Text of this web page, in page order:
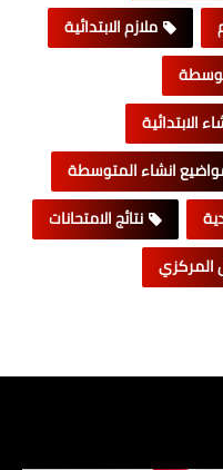
ملازم الابتدائية
الابتدائية
انشاء المتوسطة
نتائج الامتحانات
المركزي